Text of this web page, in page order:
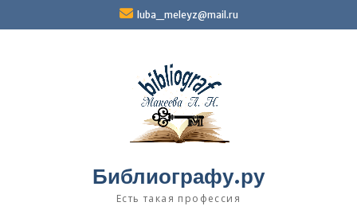
luba_meleyz@mail.ru
Библиографу.ру
Есть такая профессия